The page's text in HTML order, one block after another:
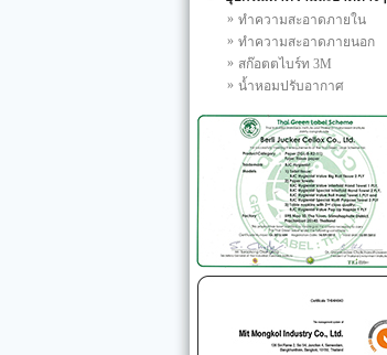
» ทำความสะอาดภายใน
» ทำความสะอาดภายนอก
» สก๊อตตไบร์ท 3M
» น้ำหอมปรับอากาศ